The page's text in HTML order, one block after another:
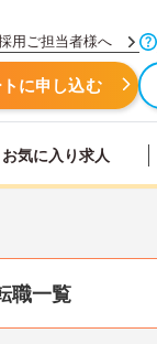
用ご担当者様へ
に申し込む
お気に入り求人
職一覧